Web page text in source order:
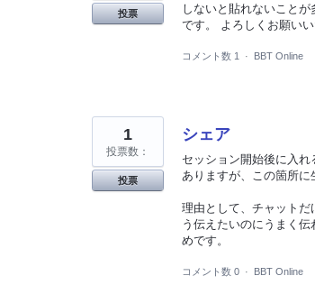
しないと貼れないこと
です。 よろしくお願いい
投票
コメント数 1 · BBT Online
シェア
セッション開始後に入
ありますが、この箇所に
理由として、チャットだ
う伝えたいのにうまく
めです。
1
投票数：
投票
コメント数 0 · BBT Online